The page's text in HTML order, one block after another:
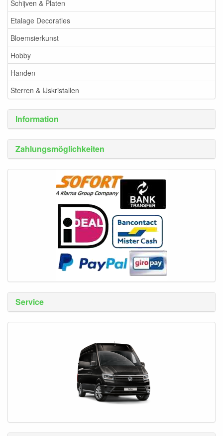
Schijven & Platen
Etalage Decoraties
Bloemsierkunst
Hobby
Handen
Sterren & IJskristallen
Information
Zahlungsmöglichkeiten
Service